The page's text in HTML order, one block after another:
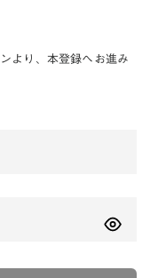
より、本登録へお進み